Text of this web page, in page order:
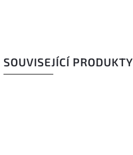
SOUVISEJÍCÍ PRODUKTY